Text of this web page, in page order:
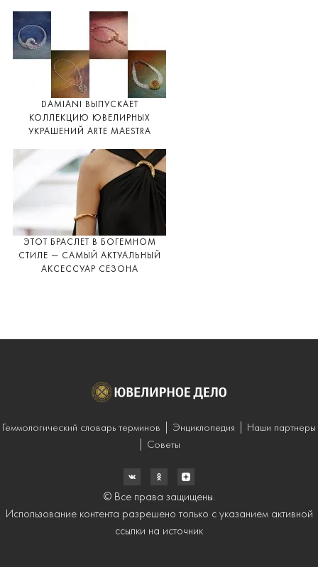
DAMIANI ВЫПУСКАЕТ
КОЛЛЕКЦИЮ ЮВЕЛИРНЫХ
УКРАШЕНИЙ ARTE MAESTRA
ЭТОТ БРАСЛЕТ В БОГЕМНОМ
СТИЛЕ — САМЫЙ АКТУАЛЬНЫЙ
АКСЕССУАР СЕЗОНА
Геммологический словарь терминов Энциклопедия
Наши партнеры
Советы
© Все права защищены.
Использование контента разрешено только с указанием активной
ссылки на источник